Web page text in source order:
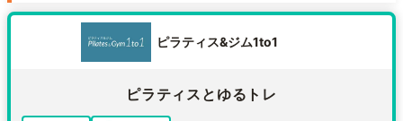
ピラティス&ジム1to1
ピラティスとゆるトレ